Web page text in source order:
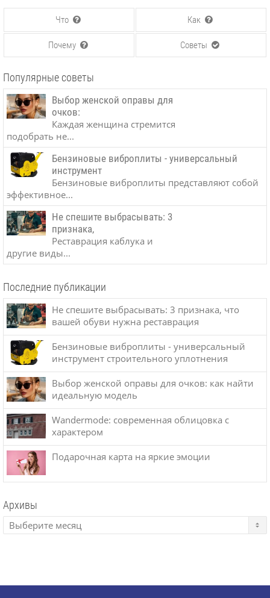
Что Как
Почему Советы
Популярные советы
Выбор женской оправы для
очков:
Каждая женщина стремится
подобрать не...
Бензиновые виброплиты - универсальный
инструмент
Бензиновые виброплиты представляют собой
эффективное...
Не спешите выбрасывать: 3
признака,
Реставрация каблука и
другие виды...
Последние публикации
Не спешите выбрасывать: 3 признака, что
вашей обуви нужна реставрация
Бензиновые виброплиты - универсальный
инструмент строительного уплотнения
Выбор женской оправы для очков: как найти
идеальную модель
Wandermode: современная облицовка с
характером
Подарочная карта на яркие эмоции
Архивы